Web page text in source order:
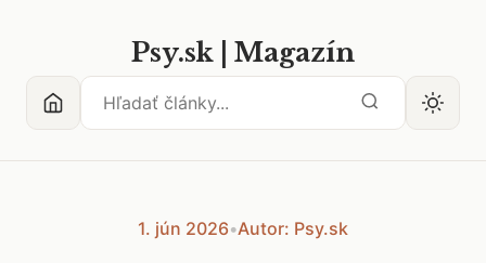
Psy.sk | Magazín
1. jún 2026•Autor: Psy.sk